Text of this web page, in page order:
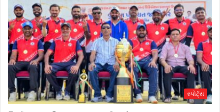
સ્પોર્ટ્સ